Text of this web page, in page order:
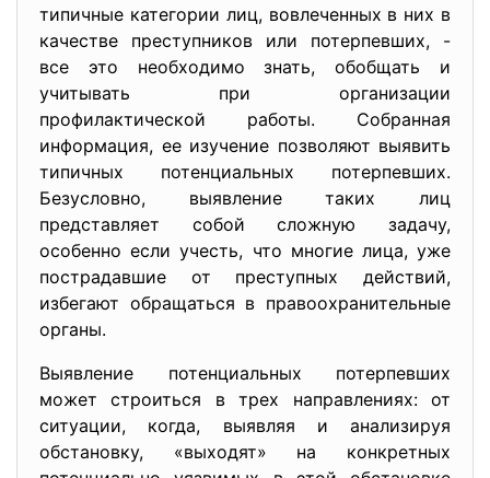
типичные категории лиц, вовлеченных в них в
качестве преступников или потерпевших, -
все это необходимо знать, обобщать и
учитывать при организации
профилактической работы. Собранная
информация, ее изучение позволяют выявить
типичных потенциальных потерпевших.
Безусловно, выявление таких лиц
представляет собой сложную задачу,
особенно если учесть, что многие лица, уже
пострадавшие от преступных действий,
избегают обращаться в правоохранительные
органы.
Выявление потенциальных потерпевших
может строиться в трех направлениях: от
ситуации, когда, выявляя и анализируя
обстановку, «выходят» на конкретных